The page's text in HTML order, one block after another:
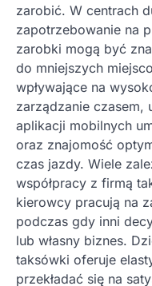
zarobić. W centrach
zapotrzebowanie na
zarobki mogą być
do mniejszych
wpływające na
zarządzanie czasem,
aplikacji mobilnych
oraz znajomość
czas jazdy. Wiele
współpracy z firmą
kierowcy pracują na
podczas gdy inni
lub własny biznes.
taksówki oferuje
przekładać się na